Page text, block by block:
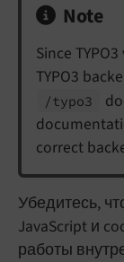
Note
Since
TYPO3
/typo3
correct
Убедитесь,
JavaScript и
работы